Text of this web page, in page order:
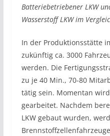
Batteriebetriebener LKW
Wasserstoff LKW im
In der Produktionsstätte
zukünftig ca. 3000
werden. Die
zu je 40 Min., 70-80
tätig sein. Momentan
gearbeitet. Nachdem
LKW gebaut wurden,